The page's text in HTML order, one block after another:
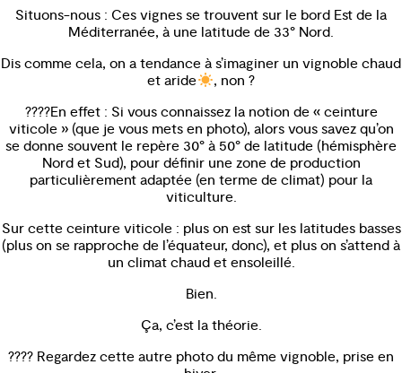
Situons-nous : Ces vignes se trouvent sur le bord Est de la
Méditerranée, à une latitude de 33° Nord.
Dis comme cela, on a tendance à s’imaginer un vignoble chaud
et aride
, non ?
????En effet : Si vous connaissez la notion de « ceinture
viticole » (que je vous mets en photo), alors vous savez qu’on
se donne souvent le repère 30° à 50° de latitude (hémisphère
Nord et Sud), pour définir une zone de production
particulièrement adaptée (en terme de climat) pour la
viticulture.
Sur cette ceinture viticole : plus on est sur les latitudes basses
(plus on se rapproche de l’équateur, donc), et plus on s’attend à
un climat chaud et ensoleillé.
Bien.
Ça, c’est la théorie.
???? Regardez cette autre photo du même vignoble, prise en